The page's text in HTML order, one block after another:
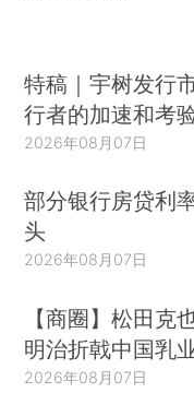
特稿｜宇树发行
行者的加速和考
2026年08月07日
部分银行房贷利
头
2026年08月07日
【商圈】松田克
明治折戟中国乳
2026年08月07日